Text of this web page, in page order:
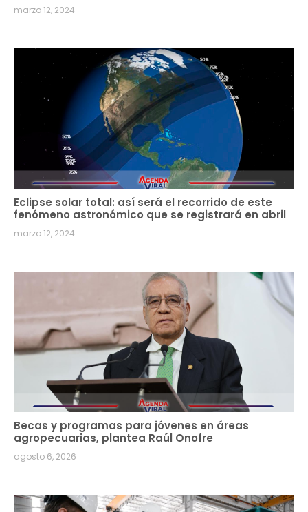
marzo 12, 2024
Eclipse solar total: así será el recorrido de este
fenómeno astronómico que se registrará en abril
marzo 12, 2024
Becas y programas para jóvenes en áreas
agropecuarias, plantea Raúl Onofre
agosto 6, 2026